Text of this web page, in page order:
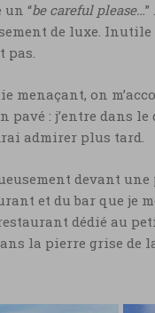
“be careful please…
de luxe.
pas.
menaçant, on
: j’entre dans le
admirer plus tard.
devant une
et du bar que je
dédié au
la pierre grise